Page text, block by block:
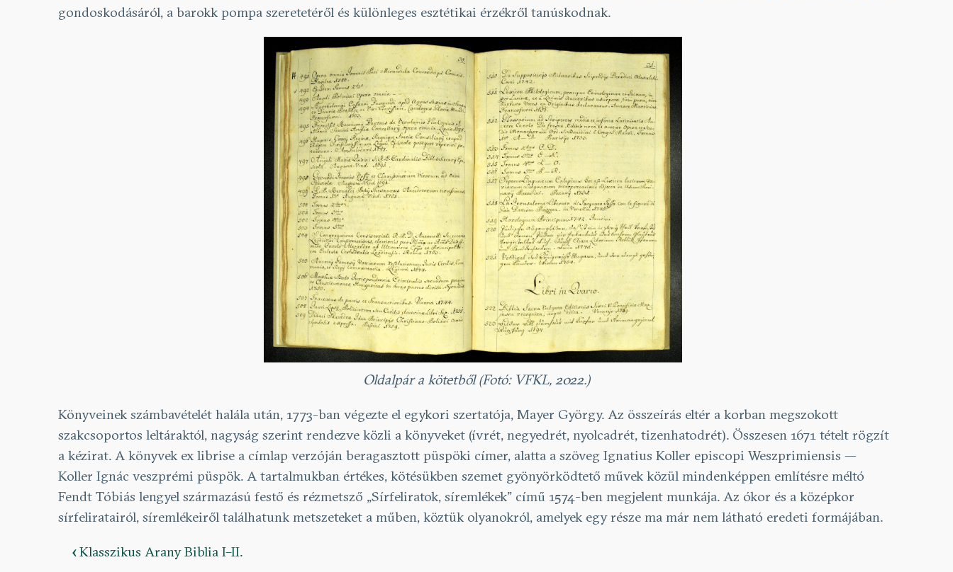
gondoskodásáról, a barokk pompa szeretetéről és különleges esztétikai érzékről tanúskodnak.
Oldalpár a kötetből (Fotó: VFKL, 2022.)
Könyveinek számbavételét halála után, 1773-ban végezte el egykori szertatója, Mayer György. Az összeírás eltér a korban megszokott
szakcsoportos leltáraktól, nagyság szerint rendezve közli a könyveket (ívrét, negyedrét, nyolcadrét, tizenhatodrét). Összesen 1671 tételt rögzít
a kézirat. A könyvek ex librise a címlap verzóján beragasztott püspöki címer, alatta a szöveg Ignatius Koller episcopi Weszprimiensis —
Koller Ignác veszprémi püspök. A tartalmukban értékes, kötésükben szemet gyönyörködtető művek közül mindenképpen említésre méltó
Fendt Tóbiás lengyel származású festő és rézmetsző „Sírfeliratok, síremlékek” című 1574-ben megjelent munkája. Az ókor és a középkor
sírfeliratairól, síremlékeiről találhatunk metszeteket a műben, köztük olyanokról, amelyek egy része ma már nem látható eredeti formájában.
‹Klasszikus Arany Biblia I–II.